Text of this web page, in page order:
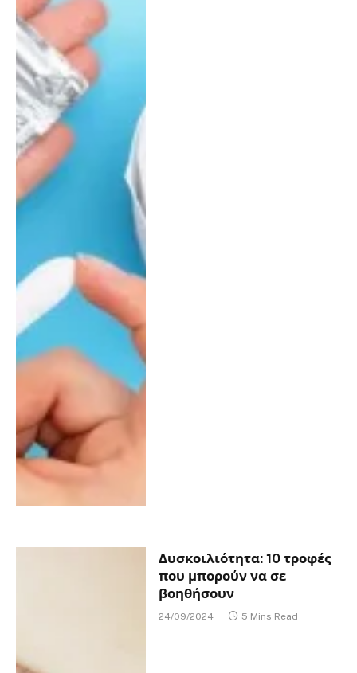
Δυσκοιλιότητα: 10 τροφές
που μπορούν να σε
βοηθήσουν
24/09/2024 5 Mins Read